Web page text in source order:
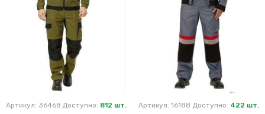
Артикул: 36468 Доступно: 812 шт. Артикул: 16188 Доступно: 422 шт.